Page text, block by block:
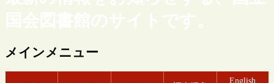
国会図書館のサイトです。
メインメニュー
English